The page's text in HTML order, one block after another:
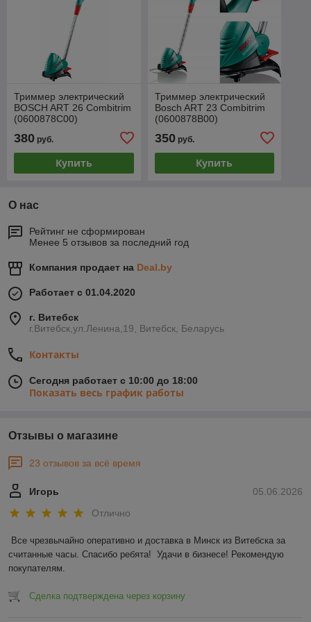
Триммер электрический
BOSCH ART 26 Cоmbitrim
(0600878C00)
380 руб.
Купить
Триммер электрический
Bosch ART 23 Combitrim
(0600878B00)
350руб.
Купить
О нас
Рейтинг не сформирован
Менее 5 отзывов за последний год
Компания продает на Deal.by
Работает с 01.04.2020
г. Витебск
г.Витебск,ул.Ленина,19, Витебск, Беларусь
Контакты
Сегодня работает с 10:00 до 18:00
Показать весь график работы
Отзывы о магазине
23 отзывов за всё время
05.06.2026
Игорь
Отлично
Все чрезвычайно оперативно и доставка в Минск из Витебска за
считанные часы. Спасибо ребята!  Удачи в бизнесе! Рекомендую
покупателям.
Сделка подтверждена через корзину